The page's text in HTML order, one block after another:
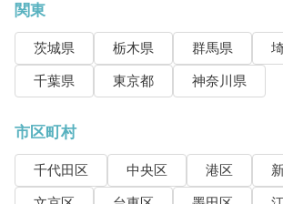
関東
茨城県 栃木県 群馬県
千葉県
東京都 神奈川県
市区町村
千代田区 中央区 港区